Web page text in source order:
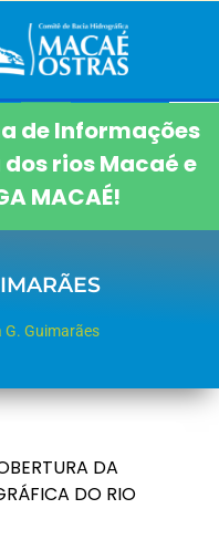
de Informações
rios Macaé e
MACAÉ!
G. Guimarães
DA
DO RIO